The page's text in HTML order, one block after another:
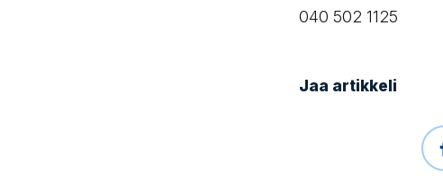
040 502 1125
Jaa artikkeli